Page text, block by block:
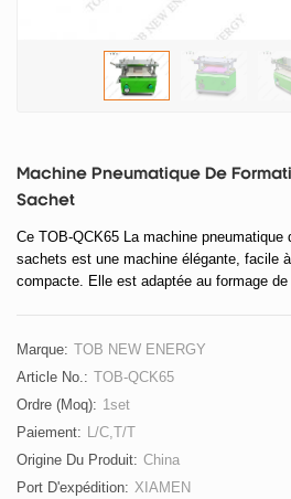
Machine Pneumatique De
Sachet
Ce TOB-QCK65 La machine
sachets est une machine élégante, facile
compacte. Elle est adaptée au formage
Marque: TOB NEW ENERGY
Article No.: TOB-QCK65
Ordre (moq): 1set
Paiement: L/C,T/T
Origine Du Produit: China
Port D'expédition: XIAMEN